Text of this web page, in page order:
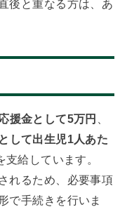
後と重なる方は、あ
援金として5万円
して出生児1人あた
支給しています。
れるため、必要事項
で手続きを行いま